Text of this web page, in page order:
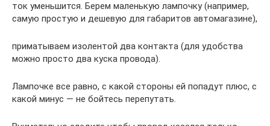
ток уменьшится. Берем маленькую лампочку (например,
самую простую и дешевую для габаритов автомагазине),
приматываем изолентой два контакта (для удобства
можно просто два куска провода).
Лампочке все равно, с какой стороны ей попадут плюс, с
какой минус — не бойтесь перепутать.